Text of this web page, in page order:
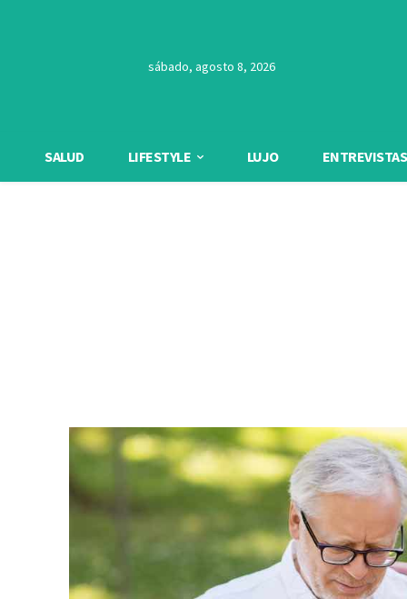
sábado, agosto 8, 2026
SALUD LIFESTYLE LUJO ENTREVISTAS